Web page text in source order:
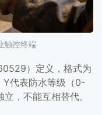
触控终端
）定义，格式为
Y代表防水等级（0-
，不能互相替代。